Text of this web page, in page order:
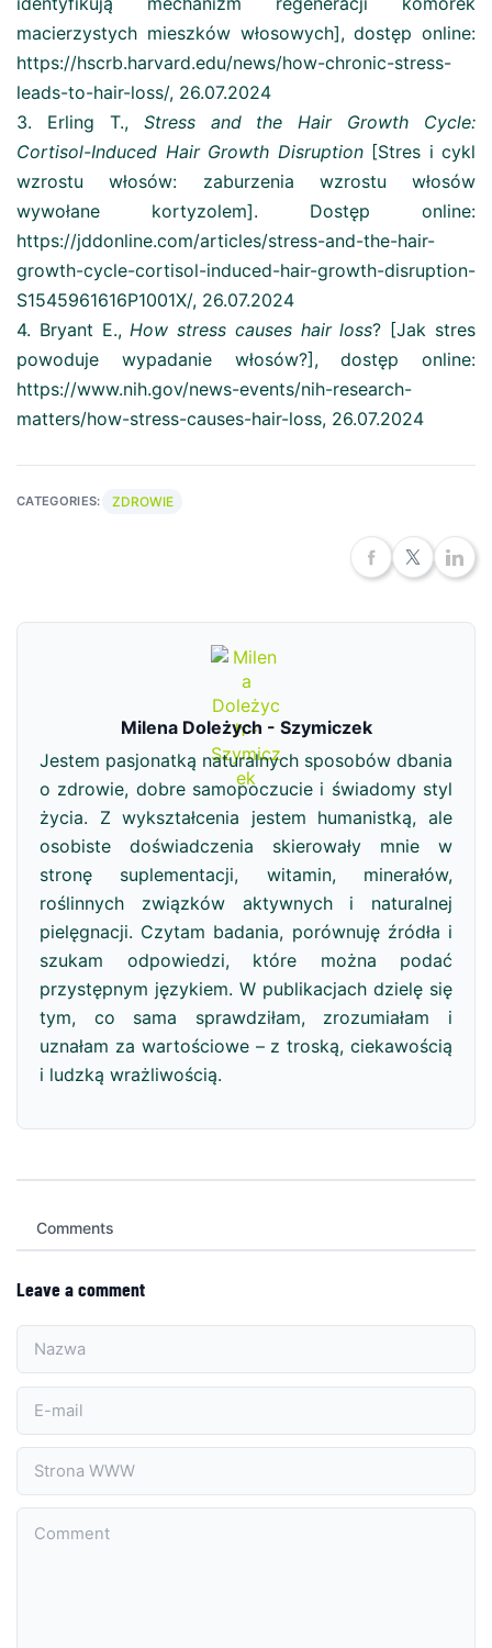
macierzystych mieszków włosowych], dostęp online:
https://hscrb.harvard.edu/news/how-chronic-stress-
leads-to-hair-loss/, 26.07.2024
3. Erling T., Stress and the Hair Growth Cycle:
Cortisol-Induced Hair Growth Disruption[Stres i cykl
wzrostu włosów: zaburzenia wzrostu włosów
wywołane kortyzolem]. Dostęp online:
https://jddonline.com/articles/stress-and-the-hair-
growth-cycle-cortisol-induced-hair-growth-disruption-
S1545961616P1001X/, 26.07.2024
4. Bryant E., How stress causes hair loss? [Jak stres
powoduje wypadanie włosów?], dostęp online:
https://www.nih.gov/news-events/nih-research-
matters/how-stress-causes-hair-loss, 26.07.2024
CATEGORIES: ZDROWIE
Milena Doleżych - Szymiczek
Jestem pasjonatką naturalnych sposobów dbania
o zdrowie, dobre samopoczucie i świadomy styl
życia. Z wykształcenia jestem humanistką, ale
osobiste doświadczenia skierowały mnie w
stronę suplementacji, witamin, minerałów,
roślinnych związków aktywnych i naturalnej
pielęgnacji. Czytam badania, porównuję źródła i
szukam odpowiedzi, które można podać
przystępnym językiem. W publikacjach dzielę się
tym, co sama sprawdziłam, zrozumiałam i
uznałam za wartościowe – z troską, ciekawością
i ludzką wrażliwością.
Comments
Leave a comment